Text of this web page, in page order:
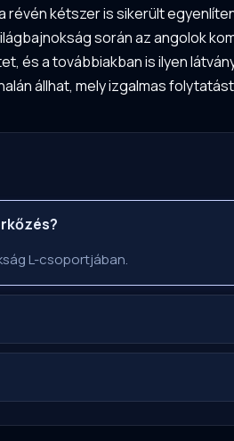
kétszer is sikerült
során az angolok
és a továbbiakban is ilyen
állhat, mely izgalmas
L-csoportjában.